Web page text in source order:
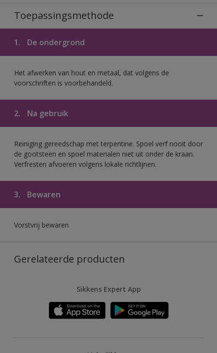
Toepassingsmethode
1. De ondergrond
Het afwerken van hout en metaal, dat volgens de
voorschriften is voorbehandeld.
2. Na gebruik
Reiniging gereedschap met terpentine. Spoel verf nooit door
de gootsteen en spoel materialen niet uit onder de kraan.
Verfresten afvoeren volgens lokale richtlijnen.
3. Bewaren
Vorstvrij bewaren
Gerelateerde producten
Sikkens Expert App